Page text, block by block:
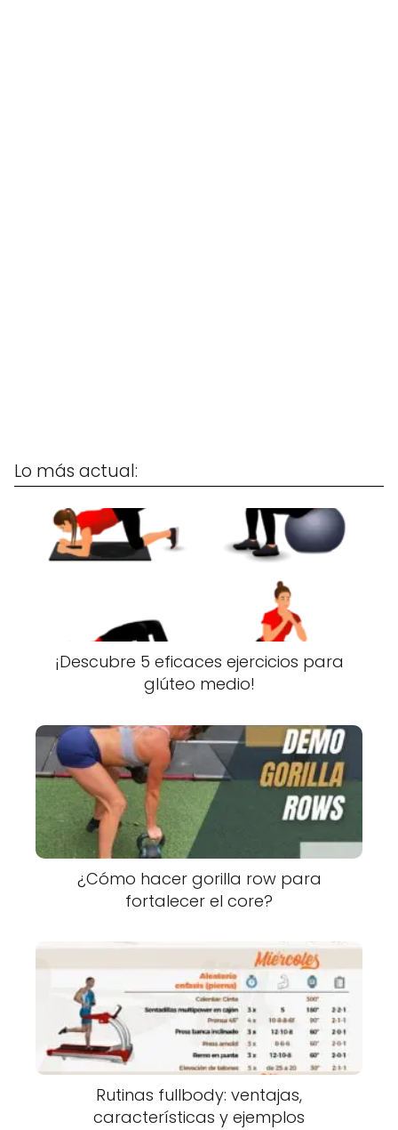
Lo más actual:
¡Descubre 5 eficaces ejercicios para
glúteo medio!
¿Cómo hacer gorilla row para
fortalecer el core?
Rutinas fullbody: ventajas,
características y ejemplos